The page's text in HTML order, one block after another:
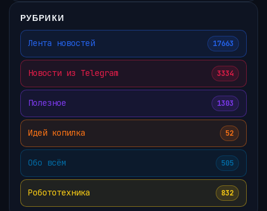
РУБРИКИ
Лента новостей 17663
Новости из Telegram 3334
Полезное 1303
Идей копилка 52
Обо всём 505
Робототехника 832